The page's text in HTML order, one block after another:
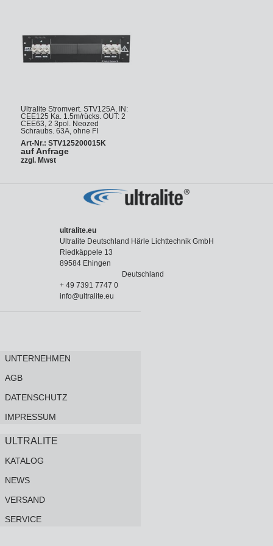
Ultralite Stromvert. STV125A, IN:
CEE125 Ka. 1.5m/rücks. OUT: 2
CEE63, 2 3pol. Neozed
Schraubs. 63A, ohne FI
Art-Nr.: STV125200015K
auf Anfrage
zzgl. Mwst
ultralite.eu
Ultralite Deutschland Härle Lichttechnik GmbH
Riedkäppele 13
89584 Ehingen
Deutschland
+ 49 7391 7747 0
info@ultralite.eu
UNTERNEHMEN
AGB
DATENSCHUTZ
IMPRESSUM
ULTRALITE
KATALOG
NEWS
VERSAND
SERVICE